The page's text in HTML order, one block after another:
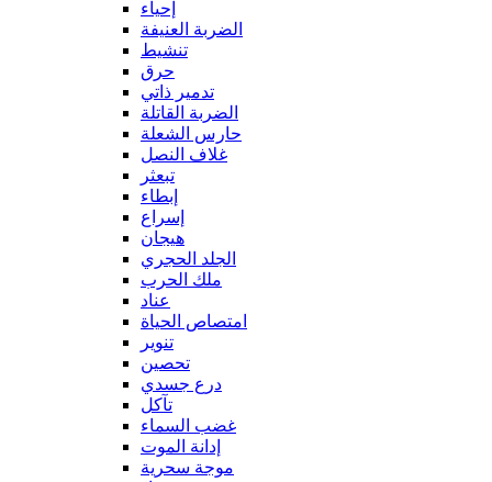
إحياء
الضربة العنيفة
تنشيط
حرق
تدمير ذاتي
الضربة القاتلة
حارس الشعلة
غلاف النصل
تبعثر
إبطاء
إسراع
هيجان
الجلد الحجري
ملك الحرب
عناد
امتصاص الحياة
تنوير
تحصين
درع جسدي
تآكل
غضب السماء
إدانة الموت
موجة سحرية